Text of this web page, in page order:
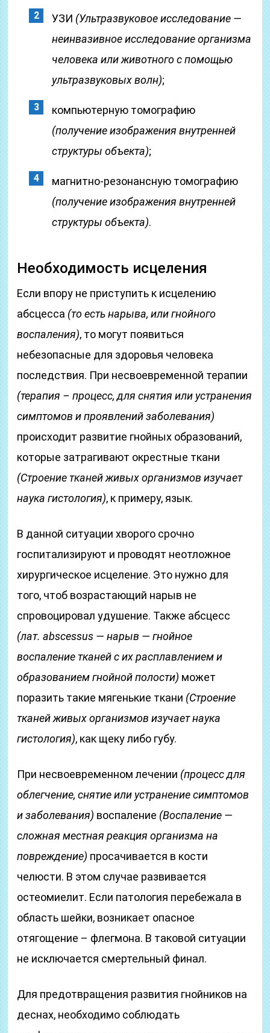
УЗИ (Ультразвуковое исследование —
неинвазивное исследование организма
человека или животного с помощью
ультразвуковых волн);
компьютерную томографию
(получение изображения внутренней
структуры объекта);
магнитно-резонансную томографию
(получение изображения внутренней
структуры объекта).
Необходимость исцеления
Если впору не приступить к исцелению
абсцесса (то есть нарыва, или гнойного
воспаления), то могут появиться
небезопасные для здоровья человека
последствия. При несвоевременной терапии
(терапия – процесс, для снятия или устранения
симптомов и проявлений заболевания)
происходит развитие гнойных образований,
которые затрагивают окрестные ткани
(Строение тканей живых организмов изучает
наука гистология), к примеру, язык.
В данной ситуации хворого срочно
госпитализируют и проводят неотложное
хирургическое исцеление. Это нужно для
того, чтоб возрастающий нарыв не
спровоцировал удушение. Также абсцесс
(лат. abscessus — нарыв — гнойное
воспаление тканей с их расплавлением и
образованием гнойной полости) может
поразить такие мягенькие ткани (Строение
тканей живых организмов изучает наука
гистология), как щеку либо губу.
При несвоевременном лечении (процесс для
облегчение, снятие или устранение симптомов
и заболевания) воспаление (Воспаление —
сложная местная реакция организма на
повреждение) просачивается в кости
челюсти. В этом случае развивается
остеомиелит. Если патология перебежала в
область шейки, возникает опасное
отягощение – флегмона. В таковой ситуации
не исключается смертельный финал.
Для предотвращения развития гнойников на
деснах, необходимо соблюдать